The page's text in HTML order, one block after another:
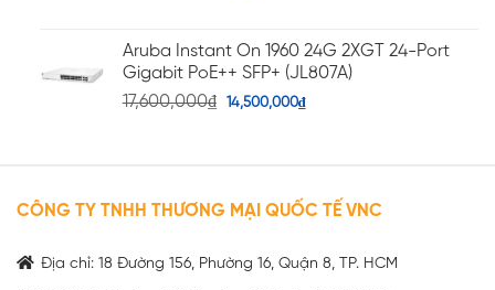
Aruba Instant On 1960 24G 2XGT 24-Port
Gigabit PoE++ SFP+ (JL807A)
17,600,000₫ 14,500,000₫
CÔNG TY TNHH THƯƠNG MẠI QUỐC TẾ VNC
Địa chỉ: 18 Đường 156, Phường 16, Quận 8, TP. HCM